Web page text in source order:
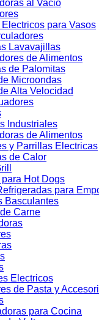
al Vacio
para Vasos
Lavavajillas
de Alimentos
de Palomitas
Microondas
Alta Velocidad
Industriales
de Alimentos
y Parrillas Electricas
de Calor
Hot Dogs
para
Basculantes
Carne
Electricos
de Pasta y
para Cocina